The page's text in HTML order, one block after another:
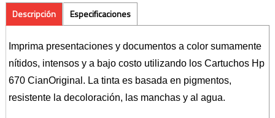
Wireless
Descripción Especificaciones
Imprima presentaciones y documentos a color sumamente
nítidos, intensos y a bajo costo utilizando los Cartuchos Hp
670 CianOriginal. La tinta es basada en pigmentos,
resistente la decoloración, las manchas y al agua.